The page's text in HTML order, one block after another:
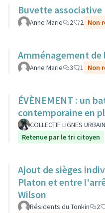
Buvette associative
Anne Marie 2 2 Non
Amménagement de
Anne Marie 3 1 Non
ÉVÈNEMENT : un
contemporaine en
COLLECTIF LIGNES
Retenue par le tri citoyen
Ajout de sièges
Platon et entre
Wilson
Résidents du Tonkin 2